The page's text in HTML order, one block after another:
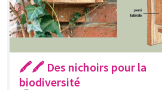
🖍🖍 Des nichoirs pour la
biodiversité